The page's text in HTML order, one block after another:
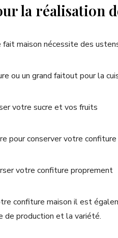
la réalisation
maison nécessite des
ou un grand faitout pour la
votre sucre et vos fruits
pour conserver votre confiture
votre confiture proprement
confiture maison il est
de production et la variété.